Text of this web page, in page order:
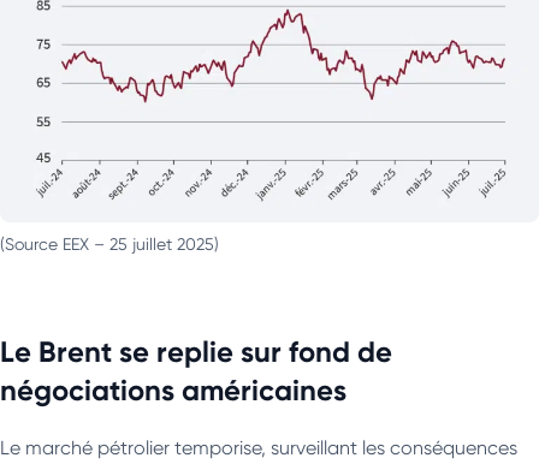
(Source EEX – 25 juillet 2025)
Le Brent se replie sur fond de
négociations américaines
Le marché pétrolier temporise, surveillant les conséquences